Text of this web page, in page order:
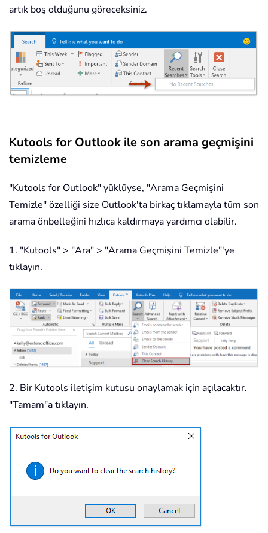
artık boş olduğunu göreceksiniz.
Kutools for Outlook ile son arama geçmişini
temizleme
"Kutools for Outlook" yüklüyse, "Arama Geçmişini
Temizle" özelliği size Outlook'ta birkaç tıklamayla tüm son
arama önbelleğini hızlıca kaldırmaya yardımcı olabilir.
1. "Kutools" > "Ara" > "Arama Geçmişini Temizle"'ye
tıklayın.
2. Bir Kutools iletişim kutusu onaylamak için açılacaktır.
"Tamam"a tıklayın.